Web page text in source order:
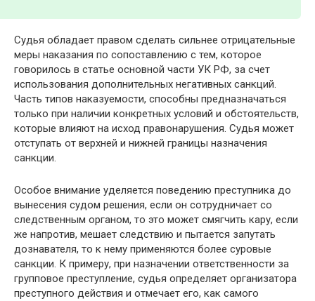
Судья обладает правом сделать сильнее отрицательные
меры наказания по сопоставлению с тем, которое
говорилось в статье основной части УК РФ, за счет
использования дополнительных негативных санкций.
Часть типов наказуемости, способны предназначаться
только при наличии конкретных условий и обстоятельств,
которые влияют на исход правонарушения. Судья может
отступать от верхней и нижней границы назначения
санкции.
Особое внимание уделяется поведению преступника до
вынесения судом решения, если он сотрудничает со
следственным органом, то это может смягчить кару, если
же напротив, мешает следствию и пытается запутать
дознавателя, то к нему применяются более суровые
санкции. К примеру, при назначении ответственности за
групповое преступление, судья определяет организатора
преступного действия и отмечает его, как самого